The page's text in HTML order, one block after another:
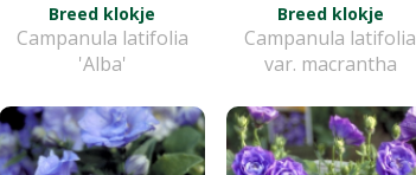
Breed klokje
Campanula latifolia
'Alba'
Breed klokje
Campanula latifolia
var. macrantha